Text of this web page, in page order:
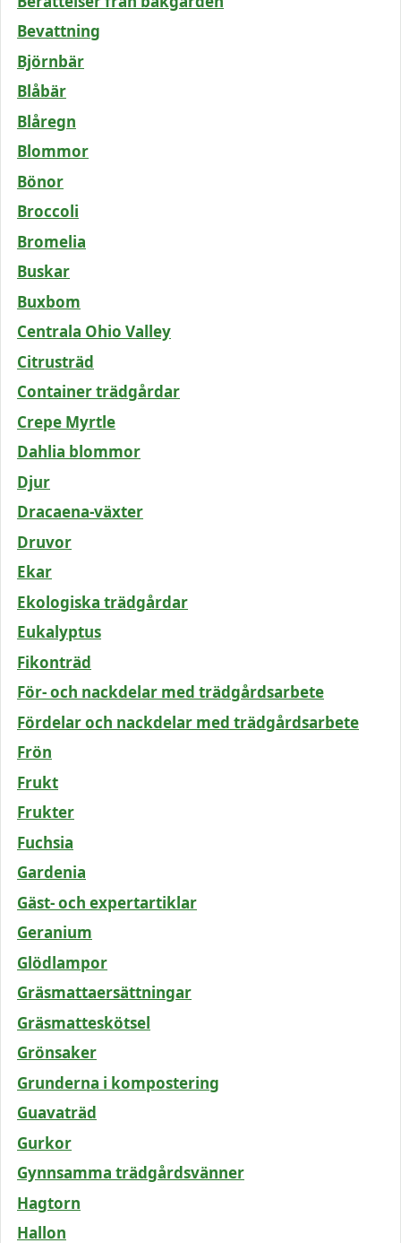
Bevattning
Björnbär
Blåbär
Blåregn
Blommor
Bönor
Broccoli
Bromelia
Buskar
Buxbom
Centrala Ohio Valley
Citrusträd
Container trädgårdar
Crepe Myrtle
Dahlia blommor
Djur
Dracaena-växter
Druvor
Ekar
Ekologiska trädgårdar
Eukalyptus
Fikonträd
För- och nackdelar med trädgårdsarbete
Fördelar och nackdelar med trädgårdsarbete
Frön
Frukt
Frukter
Fuchsia
Gardenia
Gäst- och expertartiklar
Geranium
Glödlampor
Gräsmattaersättningar
Gräsmatteskötsel
Grönsaker
Grunderna i kompostering
Guavaträd
Gurkor
Gynnsamma trädgårdsvänner
Hagtorn
Hallon